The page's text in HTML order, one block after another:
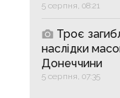
5 серпня, 08:21
Троє
наслідки
Донеччини
5 серпня, 07:35